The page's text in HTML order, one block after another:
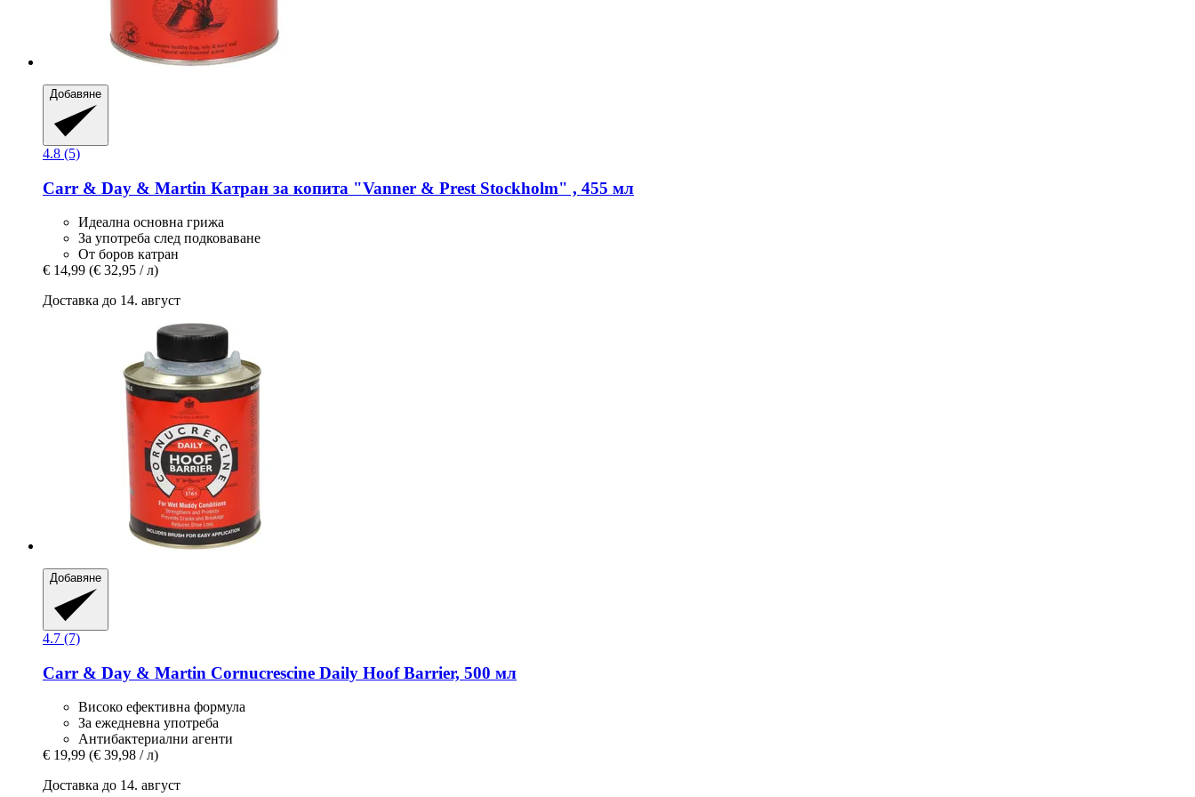
Добавяне
4.8 (5)
Carr & Day & Martin Катран за копита "Vanner & Prest Stockholm" , 455 мл
Идеална основна грижа
За употреба след подковаване
От боров катран
€ 14,99 (€ 32,95 / л)
Доставка до 14. август
Добавяне
4.7 (7)
Carr & Day & Martin Cornucrescine Daily Hoof Barrier, 500 мл
Високо ефективна формула
За ежедневна употреба
Антибактериални агенти
€ 19,99 (€ 39,98 / л)
Доставка до 14. август